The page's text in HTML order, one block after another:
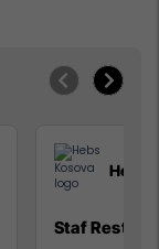
Hebs
Staf